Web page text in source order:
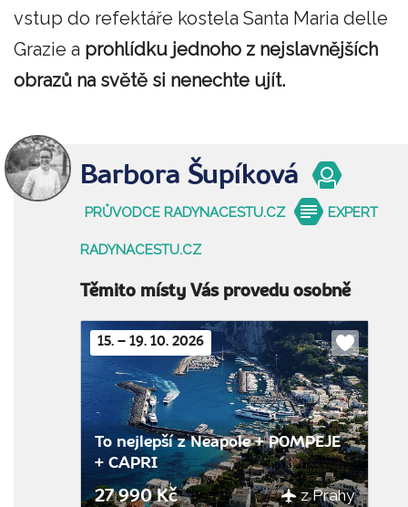
vstup do refektáře kostela Santa Maria delle
Grazie a prohlídku jednoho z nejslavnějších
obrazů na světě si nenechte ujít.
Barbora Šupíková
PRŮVODCE RADYNACESTU.CZ EXPERT
RADYNACESTU.CZ
Těmito místy Vás provedu osobně
15. – 19. 10. 2026
Do
oblíbených
To nejlepší z Neapole + POMPEJE
+ CAPRI
27 990 Kč z Prahy